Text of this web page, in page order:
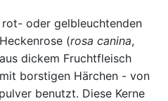
oder gelbleuchtenden
(rosa canina,
dickem Fruchtfleisch
borstigen Härchen - von
benutzt. Diese Kerne